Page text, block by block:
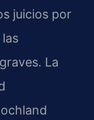
juicios por
La